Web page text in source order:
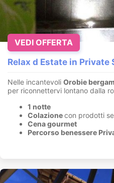
Relax d Estate in Private
Nelle incantevoli Orobie
per riconnettervi lontano dalla
1 notte
Colazionecon prodotti
Cena gourmet
Percorso benessere
VEDI OFFERTA